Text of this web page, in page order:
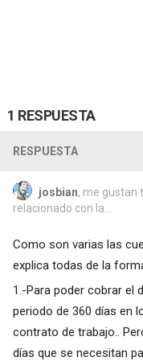
1 RESPUESTA
RESPUESTA
josbian, me gustan
relacionado con la...
Como son varias las
explica todas de la
1.-Para poder cobrar el
periodo de 360 días en
contrato de trabajo..
días que se necesitan